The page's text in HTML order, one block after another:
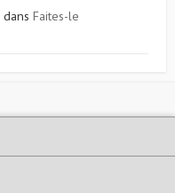
dans Faites-le